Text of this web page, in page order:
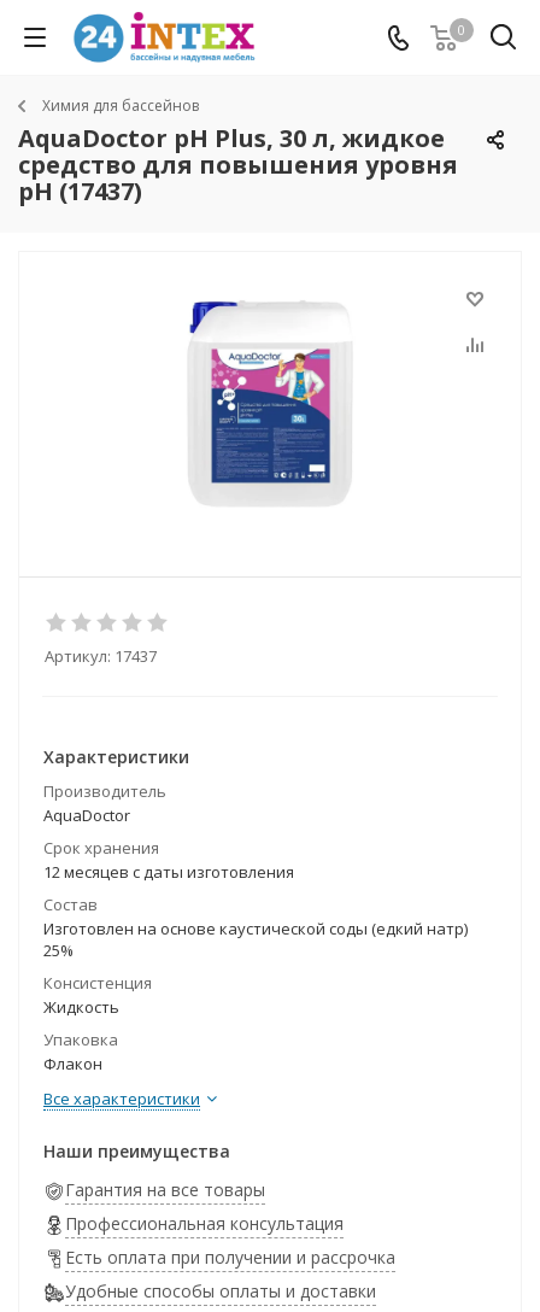
0
Химия для бассейнов
AquaDoctor pH Plus, 30 л, жидкое
средство для повышения уровня
pH (17437)
Артикул: 17437
Характеристики
Производитель
AquaDoctor
Срок хранения
12 месяцев с даты изготовления
Состав
Изготовлен на основе каустической соды (едкий натр)
25%
Консистенция
Жидкость
Упаковка
Флакон
Все характеристики
Наши преимущества
Гарантия на все товары
Профессиональная консультация
Есть оплата при получении и рассрочка
Удобные способы оплаты и доставки